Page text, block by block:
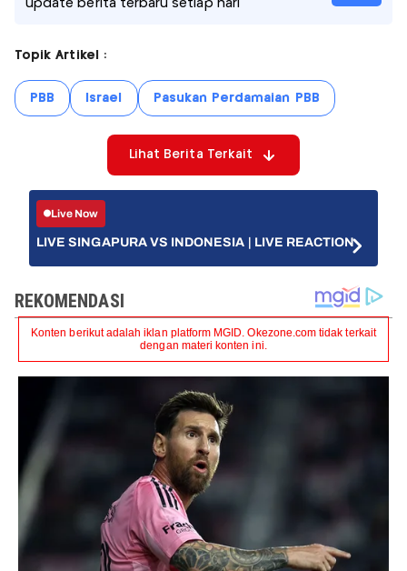
update berita terbaru setiap hari
Topik Artikel :
PBB Israel Pasukan Perdamaian PBB
Lihat Berita Terkait
Live Now
LIVE SINGAPURA VS INDONESIA | LIVE REACTION